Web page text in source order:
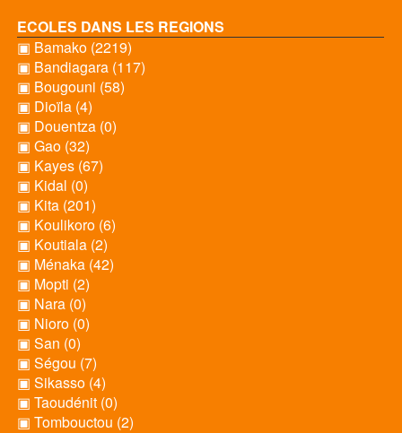
ECOLES DANS LES REGIONS
▣ Bamako (2219)
▣ Bandiagara (117)
▣ Bougouni (58)
▣ Dioïla (4)
▣ Douentza (0)
▣ Gao (32)
▣ Kayes (67)
▣ Kidal (0)
▣ Kita (201)
▣ Koulikoro (6)
▣ Koutiala (2)
▣ Ménaka (42)
▣ Mopti (2)
▣ Nara (0)
▣ Nioro (0)
▣ San (0)
▣ Ségou (7)
▣ Sikasso (4)
▣ Taoudénit (0)
▣ Tombouctou (2)